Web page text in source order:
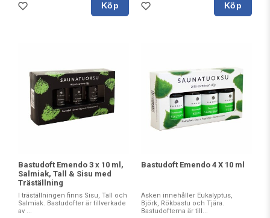
Köp Köp
Bastudoft Emendo 3 x 10 ml,
Salmiak, Tall & Sisu med
Träställning
I träställningen finns Sisu, Tall och
Salmiak. Bastudofter är tillverkade
av ...
Bastudoft Emendo 4 X 10 ml
Asken innehåller Eukalyptus,
Björk, Rökbastu och Tjära.
Bastudofterna är till...